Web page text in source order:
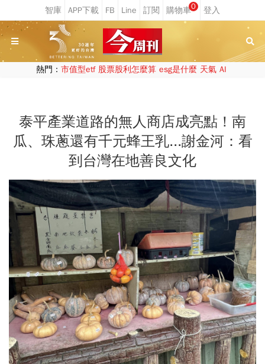
0
熱門： 市值型etf 股票股利怎麼算 esg是什麼 天氣 AI
泰平產業道路的無人商店成亮點！南
瓜、珠蔥還有千元蜂王乳...謝金河：看
到台灣在地善良文化